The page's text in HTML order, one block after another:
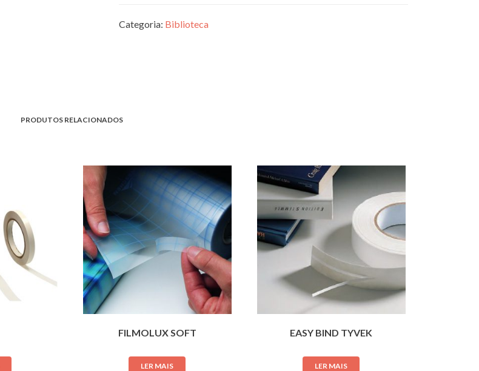
Categoria: Biblioteca
PRODUTOS RELACIONADOS
FILMOLUX SOFT
LER MAIS
EASY BIND TYVEK
LER MAIS